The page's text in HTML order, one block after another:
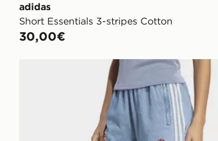
adidas
Short Essentials 3-stripes Cotton
30,00€
adidas X COCA-COLA DENIM JORTS